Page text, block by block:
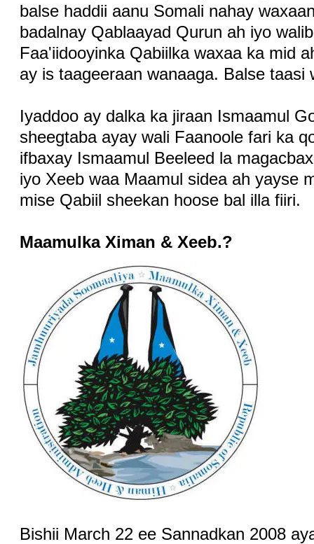
balse haddii aanu Somali nahay
badalnay Qablaayad Qurun ah iyo
Faa'iidooyinka Qabiilka waxaa ka mid
ay is taageeraan wanaaga. Balse taasi
Iyaddoo ay dalka ka jiraan Ismaamul
sheegtaba ayay wali Faanoole fari ka
ifbaxay Ismaamul Beeleed la
iyo Xeeb waa Maamul sidea ah yayse
mise Qabiil sheekan hoose bal illa fiiri.
Maamulka Ximan & Xeeb.?
Bishii March 22 ee Sannadkan 2008